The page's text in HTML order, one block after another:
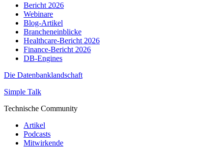
Bericht 2026
Webinare
Blog-Artikel
Brancheneinblicke
Healthcare-Bericht 2026
Finance-Bericht 2026
DB-Engines
Die Datenbanklandschaft
Simple Talk
Technische Community
Artikel
Podcasts
Mitwirkende